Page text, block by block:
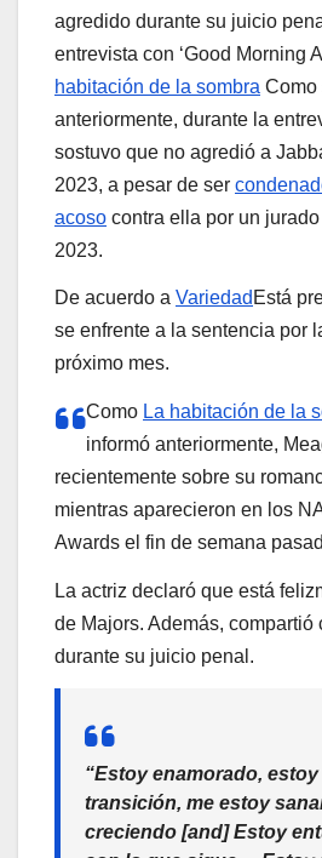
agredido durante su juicio
entrevista con ‘Good Morning
habitación de la sombra Como
anteriormente, durante la
sostuvo que no agredió a
2023, a pesar de ser
acoso contra ella por un
2023.
De acuerdo a Variedad Está
se enfrente a la sentencia por
próximo mes.
Como La habitación de la
informó anteriormente,
recientemente sobre su
mientras aparecieron en los
Awards el fin de semana
La actriz declaró que está
de Majors. Además, compartió
durante su juicio penal.
“Estoy enamorado, estoy
transición, me estoy
creciendo [and] Estoy